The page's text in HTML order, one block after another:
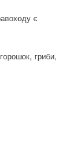
є
гриби,